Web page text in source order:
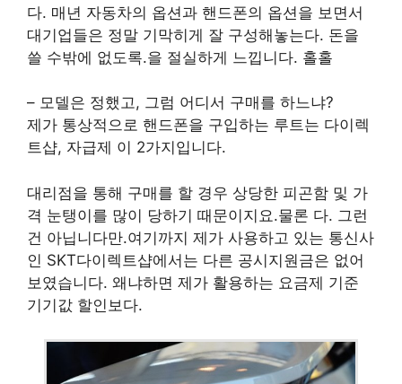
다. 매년 자동차의 옵션과 핸드폰의 옵션을 보면서
대기업들은 정말 기막히게 잘 구성해놓는다. 돈을
쓸 수밖에 없도록.을 절실하게 느낍니다. 홀홀
– 모델은 정했고, 그럼 어디서 구매를 하느냐?
제가 통상적으로 핸드폰을 구입하는 루트는 다이렉
트샵, 자급제 이 2가지입니다.
대리점을 통해 구매를 할 경우 상당한 피곤함 및 가
격 눈탱이를 많이 당하기 때문이지요.물론 다. 그런
건 아닙니다만.여기까지 제가 사용하고 있는 통신사
인 SKT다이렉트샵에서는 다른 공시지원금은 없어
보였습니다. 왜냐하면 제가 활용하는 요금제 기준
기기값 할인보다.